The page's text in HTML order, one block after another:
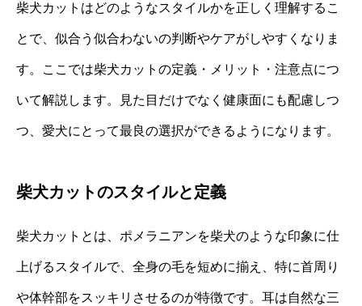
柴犬カットはどのようなスタイルかを正しく理解するこ
とで、似合う似合わないの判断やケアがしやすくなりま
す。ここでは柴犬カットの定義・メリット・注意点につ
いて解説します。見た目だけでなく健康面にも配慮しつ
つ、愛犬にとって最良の選択ができるようになります。
柴犬カットのスタイルと定義
柴犬カットとは、ポメラニアンを柴犬のような印象に仕
上げるスタイルで、全身の毛を短めに揃え、特に首周り
や体幹部をスッキリさせるのが特徴です。耳は自然な三